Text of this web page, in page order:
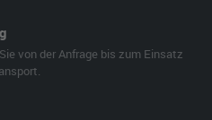
von der Anfrage bis zum Einsatz